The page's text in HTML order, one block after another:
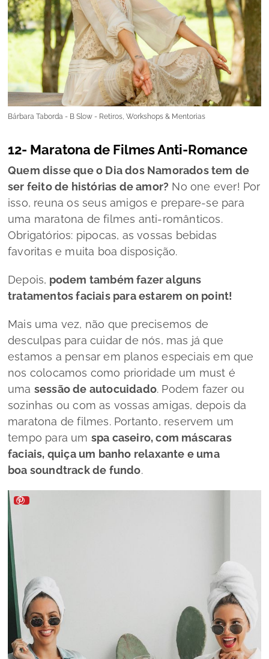
Bárbara Taborda - B Slow - Retiros, Workshops & Mentorias
12- Maratona de Filmes Anti-Romance
Quem disse que o Dia dos Namorados tem de
ser feito de histórias de amor? No one ever! Por
isso, reuna os seus amigos e prepare-se para
uma maratona de filmes anti-românticos.
Obrigatórios: pipocas, as vossas bebidas
favoritas e muita boa disposição.
Depois, podem também fazer alguns
tratamentos faciais para estarem on point!
Mais uma vez, não que precisemos de
desculpas para cuidar de nós, mas já que
estamos a pensar em planos especiais em que
nos colocamos como prioridade um must é
uma sessão de autocuidado. Podem fazer ou
sozinhas ou com as vossas amigas, depois da
maratona de filmes. Portanto, reservem um
tempo para um spa caseiro, com máscaras
faciais, quiça um banho relaxante e uma
boa soundtrack de fundo.